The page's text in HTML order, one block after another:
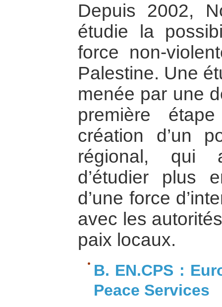
Depuis 2002,
étudie la
force non-
Palestine. Une
menée par une
première
création d’un
régional, qui
d’étudier plus
d’une force
avec les
paix locaux.
B. EN.CPS :
Peace Services